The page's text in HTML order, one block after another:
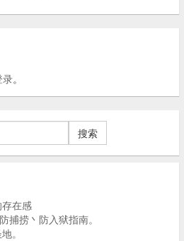
录。
在感
捕捞丶防入狱指南。
。